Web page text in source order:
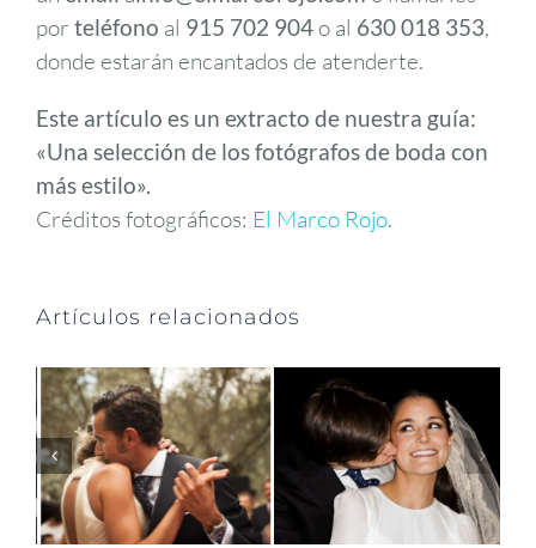
por teléfono al 915 702 904o al 630 018 353,
donde estarán encantados de atenderte.
Este artículo es un extracto de nuestra guía:
«Una selección de los fotógrafos de boda con
más estilo».
Créditos fotográficos: El Marco Rojo.
Artículos relacionados
Si buscas ideas
para un
photocall de
boda, aquí las
tendrás a
montones